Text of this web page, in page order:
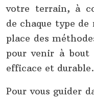
votre terrain, à
de chaque type
place des
pour venir à bout
efficace et durable.
Pour vous guider